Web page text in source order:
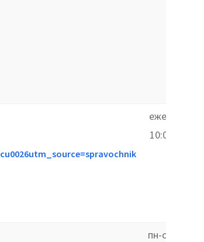
ежедневно,
10:00–19:00
пн-сб 09:00–